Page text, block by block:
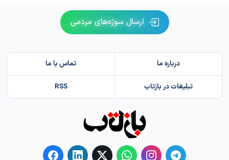
ارسال سوژه‌های مردمی
درباره ما تماس با ما
تبلیغات در بازتاب RSS